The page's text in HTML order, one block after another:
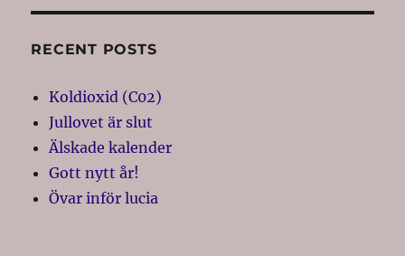
RECENT POSTS
Koldioxid (C02)
Jullovet är slut
Älskade kalender
Gott nytt år!
Övar inför lucia